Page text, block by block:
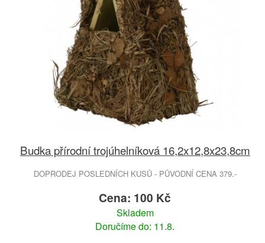
Budka přírodní trojúhelníková 16,2x12,8x23,8cm
DOPRODEJ POSLEDNÍCH KUSŮ - PŮVODNÍ CENA 379.-
Cena: 100 Kč
Skladem
Doručíme do: 11.8.